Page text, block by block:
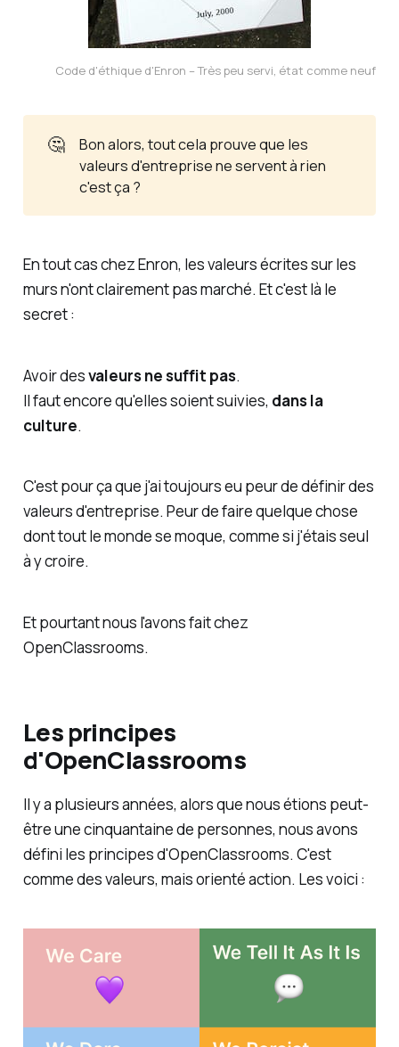
Code d'éthique d'Enron – Très peu servi, état comme neuf
🤔
Bon alors, tout cela prouve que les
valeurs d'entreprise ne servent à rien
c'est ça ?
En tout cas chez Enron, les valeurs écrites sur les
murs n'ont clairement pas marché. Et c'est là le
secret :
Avoir desvaleursne suffit pas.
Il faut encore qu'elles soient suivies, dans la
culture.
C'est pour ça que j'ai toujours eu peur de définir des
valeurs d'entreprise. Peur de faire quelque chose
dont tout le monde se moque, comme si j'étais seul
à y croire.
Et pourtant nous l'avons fait chez
OpenClassrooms.
Les principes
d'OpenClassrooms
Il y a plusieurs années, alors que nous étions peut-
être une cinquantaine de personnes, nous avons
défini les principes d'OpenClassrooms. C'est
comme des valeurs, mais orienté action. Les voici :